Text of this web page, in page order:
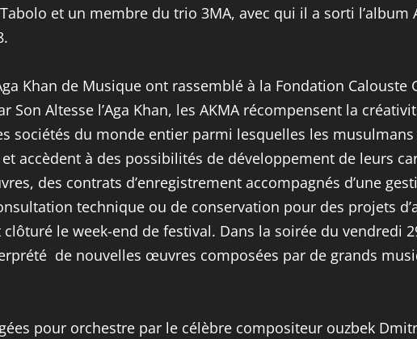
et un membre du trio 3MA, avec qui il a sorti
Khan de Musique ont rassemblé à la Fondation
Son Altesse l’Aga Khan, les AKMA récompensent la
sociétés du monde entier parmi lesquelles les
accèdent à des possibilités de développement de leurs
des contrats d’enregistrement accompagnés d’une
technique ou de conservation pour des projets
le week-end de festival. Dans la soirée du vendredi
de nouvelles œuvres composées par de grands
pour orchestre par le célèbre compositeur ouzbek